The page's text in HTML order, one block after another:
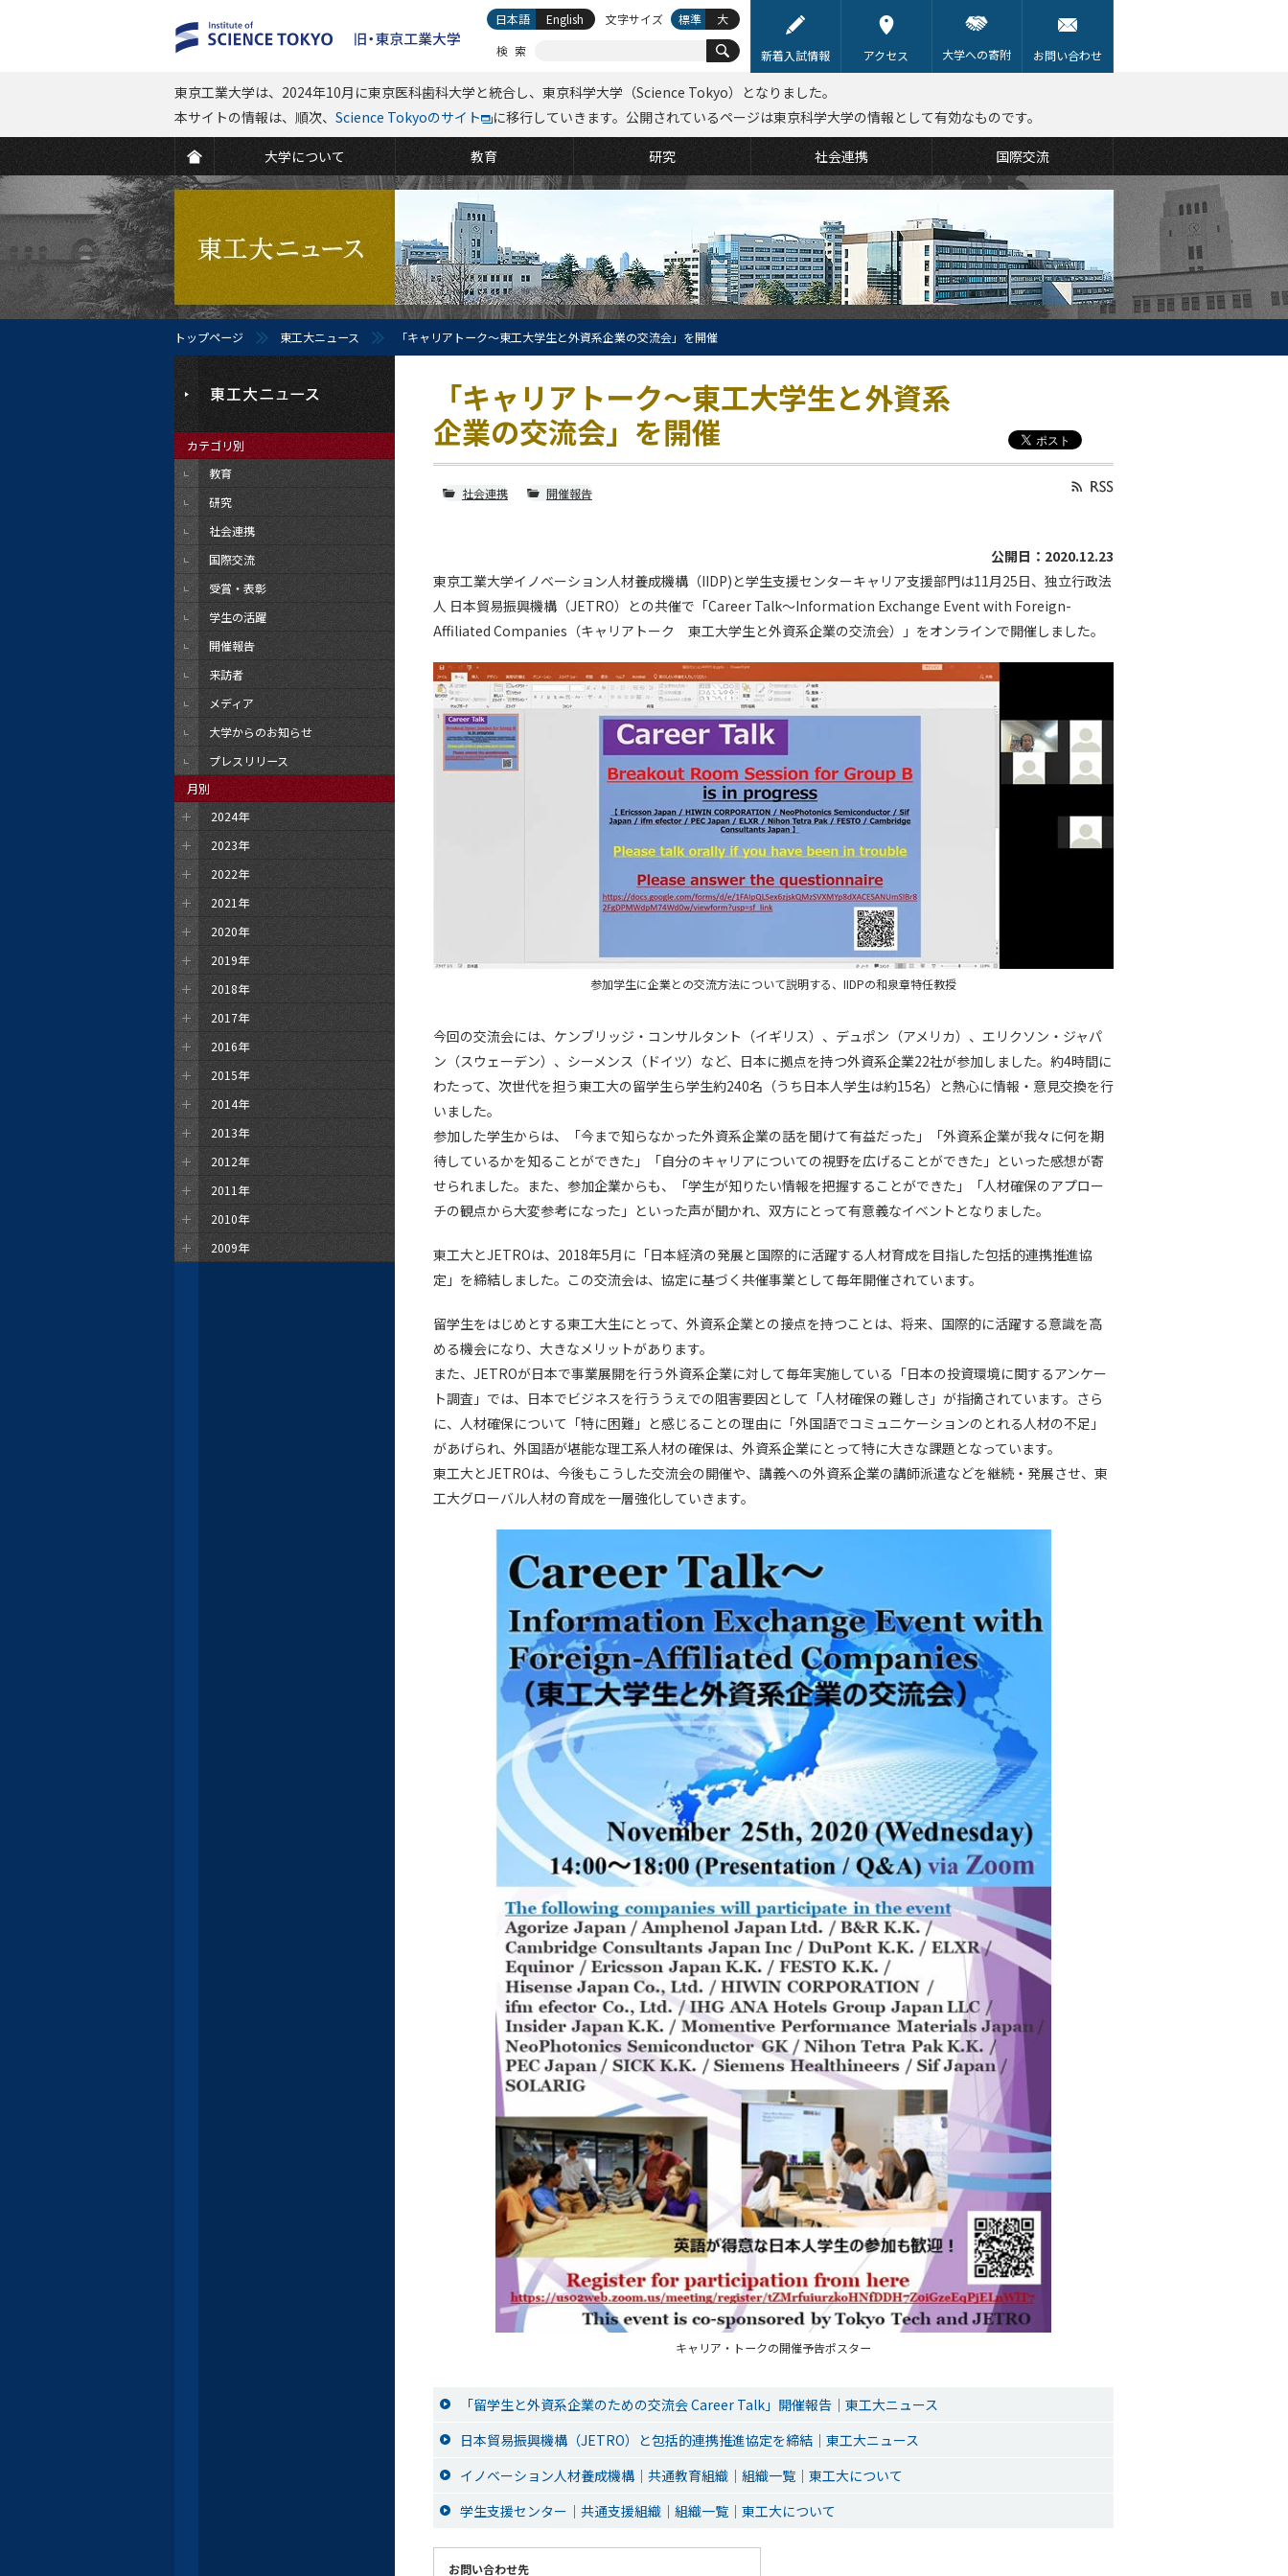
新着入試情報 アクセス 大学への寄附 お問い合わせ
大学について 教育 研究 社会連携 国際交流
東京工業大学は、2024年10月に東京医科歯科大学と統合し、東京科学大学（Science Tokyo）となりました。
本サイトの情報は、順次、 Science Tokyoのサイト に移行していきます。公開されているページは東京科学大学の情報として有効なものです。
検索
日本語 English 文字サイズ 標準 大
トップページ 東工大ニュース 「キャリアトーク～東工大学生と外資系企業の交流会」を開催
「キャリアトーク～東工大学生と外資系
企業の交流会」を開催
社会連携 開催報告
公開日：2020.12.23
東京工業大学イノベーション人材養成機構（IIDP)と学生支援センターキャリア支援部門は11月25日、独立行政法
人 日本貿易振興機構（JETRO）との共催で「Career Talk～Information Exchange Event with Foreign-
Affiliated Companies（キャリアトーク 東工大学生と外資系企業の交流会）」をオンラインで開催しました。
参加学生に企業との交流方法について説明する、IIDPの和泉章特任教授
今回の交流会には、ケンブリッジ・コンサルタント（イギリス）、デュポン（アメリカ）、エリクソン・ジャパ
ン（スウェーデン）、シーメンス（ドイツ）など、日本に拠点を持つ外資系企業22社が参加しました。約4時間に
わたって、次世代を担う東工大の留学生ら学生約240名（うち日本人学生は約15名）と熱心に情報・意見交換を行
いました。
参加した学生からは、「今まで知らなかった外資系企業の話を聞けて有益だった」「外資系企業が我々に何を期
待しているかを知ることができた」「自分のキャリアについての視野を広げることができた」といった感想が寄
せられました。また、参加企業からも、「学生が知りたい情報を把握することができた」「人材確保のアプロー
チの観点から大変参考になった」といった声が聞かれ、双方にとって有意義なイベントとなりました。
東工大とJETROは、2018年5月に「日本経済の発展と国際的に活躍する人材育成を目指した包括的連携推進協
定」を締結しました。この交流会は、協定に基づく共催事業として毎年開催されています。
留学生をはじめとする東工大生にとって、外資系企業との接点を持つことは、将来、国際的に活躍する意識を高
める機会になり、大きなメリットがあります。
また、JETROが日本で事業展開を行う外資系企業に対して毎年実施している「日本の投資環境に関するアンケー
ト調査」では、日本でビジネスを行ううえでの阻害要因として「人材確保の難しさ」が指摘されています。さら
に、人材確保について「特に困難」と感じることの理由に「外国語でコミュニケーションのとれる人材の不足」
があげられ、外国語が堪能な理工系人材の確保は、外資系企業にとって特に大きな課題となっています。
東工大とJETROは、今後もこうした交流会の開催や、講義への外資系企業の講師派遣などを継続・発展させ、東
工大グローバル人材の育成を一層強化していきます。
キャリア・トークの開催予告ポスター
「留学生と外資系企業のための交流会 Career Talk」開催報告｜東工大ニュース
日本貿易振興機構（JETRO）と包括的連携推進協定を締結｜東工大ニュース
イノベーション人材養成機構｜共通教育組織｜組織一覧｜東工大について
学生支援センター｜共通支援組織｜組織一覧｜東工大について
お問い合わせ先
カテゴリ別
教育
研究
社会連携
国際交流
受賞・表彰
学生の活躍
開催報告
来訪者
メディア
大学からのお知らせ
プレスリリース
月別
2024年
2023年
2022年
2021年
2020年
2019年
2018年
2017年
2016年
2015年
2014年
2013年
2012年
2011年
2010年
2009年